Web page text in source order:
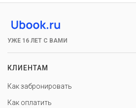
УЖЕ 16 ЛЕТ С ВАМИ
КЛИЕНТАМ
Как забронировать
Как оплатить